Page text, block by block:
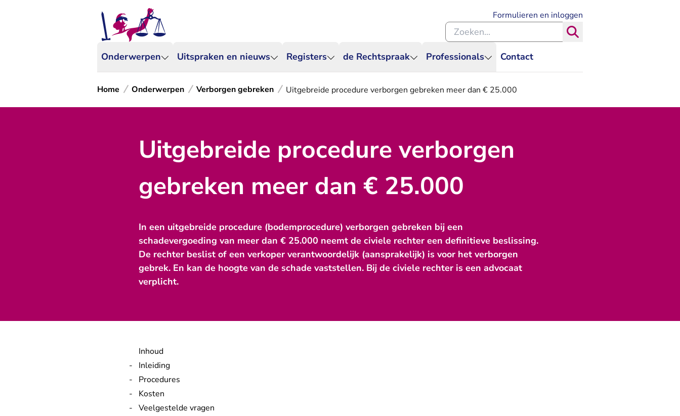
Onderwerpen Uitspraken en nieuws Registers de Rechtspraak Professionals Contact
Formulieren en inloggen
Zoeken binnen de Rechtspraak
Home Onderwerpen Verborgen gebreken Uitgebreide procedure verborgen gebreken meer dan € 25.000
Uitgebreide procedure verborgen
gebreken meer dan € 25.000
In een uitgebreide procedure (bodemprocedure) verborgen gebreken bij een
schadevergoeding van meer dan € 25.000 neemt de civiele rechter een definitieve beslissing.
De rechter beslist of een verkoper verantwoordelijk (aansprakelijk) is voor het verborgen
gebrek. En kan de hoogte van de schade vaststellen. Bij de civiele rechter is een advocaat
verplicht.
Inhoud
Inleiding
Procedures
Kosten
Veelgestelde vragen